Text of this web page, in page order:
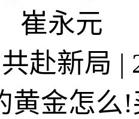
崔永元
赴新局 |
黄金怎